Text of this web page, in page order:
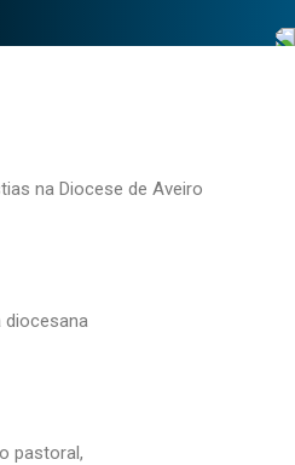
na Diocese de Aveiro
diocesana
pastoral,